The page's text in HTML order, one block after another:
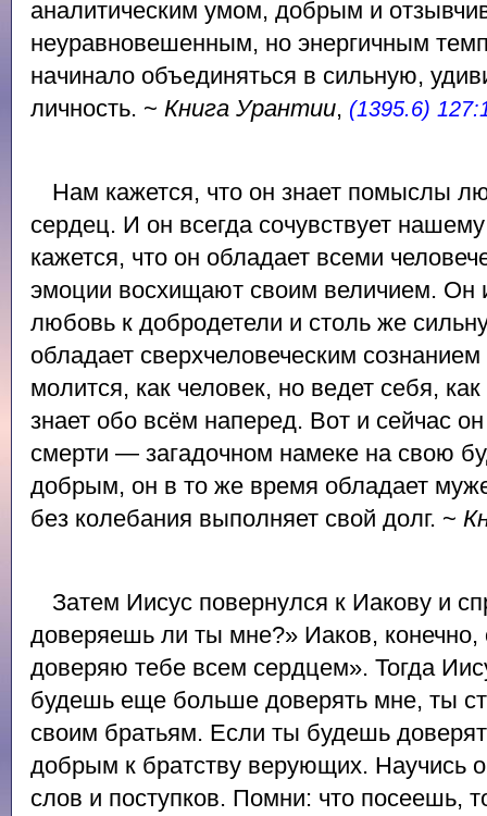
аналитическим умом, добрым и
неуравновешенным, но энергичным
начинало объединяться в сильную,
личность. ~ Книга Урантии, (1395.6)
Нам кажется, что он знает помыслы
сердец. И он всегда сочувствует
кажется, что он обладает всеми
эмоции восхищают своим величием. Он
любовь к добродетели и столь же
обладает сверхчеловеческим
молится, как человек, но ведет себя,
знает обо всём наперед. Вот и сейчас
смерти — загадочном намеке на свою
добрым, он в то же время обладает
без колебания выполняет свой долг. ~
Затем Иисус повернулся к Иакову и
доверяешь ли ты мне?» Иаков, конечно,
доверяю тебе всем сердцем». Тогда
будешь еще больше доверять мне, ты
своим братьям. Если ты будешь
добрым к братству верующих. Научись
слов и поступков. Помни: что посеешь,